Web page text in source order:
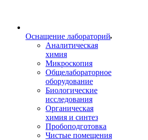
Оснащение лабораторий
Аналитическая
химия
Микроскопия
Общелабораторное
оборудование
Биологические
исследования
Органическая
химия и синтез
Пробоподготовка
Чистые помещения